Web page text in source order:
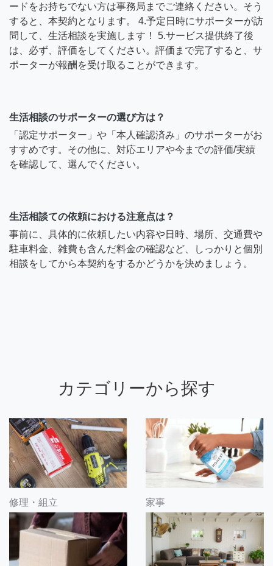
ードをお持ちでない方は事務局までご連絡ください。そう
すると、本契約となります。 4.予定日時にサポーターが訪
問して、生活相談を実施します！ 5.サービス提供終了後
は、必ず、評価をしてください。評価まで完了すると、サ
ポーターが報酬を受け取ることができます。
生活相談のサポーターの選び方は？
「認定サポーター」や「本人確認済み」のサポーターがお
すすめです。その他に、対応エリアや今までの評価/実績
を確認して、選んでください。
生活相談ての依頼における注意点は？
事前に、具体的に依頼したい内容や日時、場所、交通費や
駐車料金、雑費も含んだ料金の確認など、しっかりと個別
相談をしてから本契約をするかどうかを決めましょう。
カテゴリーから探す
修理・組立 家事